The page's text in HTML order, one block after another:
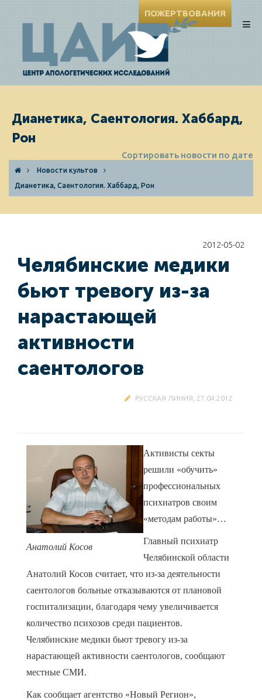
ПОЖЕРТВОВАНИЯ
Дианетика, Саентология. Хаббард,
Рон
Сортировать новости по дате
Новости культов
Дианетика, Саентология. Хаббард, Рон
2012-05-02
Челябинские медики
бьют тревогу из-за
нарастающей
активности
саентологов
РУССКАЯ ЛИНИЯ, 27.04.2012
Анатолий Косов
Активисты секты
решили «обучить»
профессиональных
психиатров своим
«методам работы»…
Главный психиатр
Челябинской области
Анатолий Косов считает, что из-за деятельности
саентологов больные отказываются от плановой
госпитализации, благодаря чему увеличивается
количество психозов среди пациентов.
Челябинские медики бьют тревогу из-за
нарастающей активности саентологов, сообщают
местные СМИ.
Как сообщает агентство «Новый Регион»,